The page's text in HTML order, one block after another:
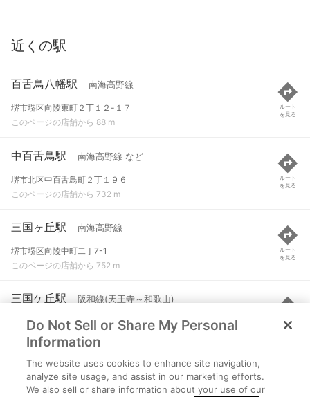
近くの駅
百舌鳥八幡駅 南海高野線
堺市堺区向陵東町２丁１２-１７
このページの店舗から 88 m
ルート
を見る
中百舌鳥駅 南海高野線 など
堺市北区中百舌鳥町２丁１９６
このページの店舗から 732 m
ルート
を見る
三国ヶ丘駅 南海高野線
堺市堺区向陵中町二丁7-1
このページの店舗から 752 m
ルート
を見る
三国ケ丘駅 阪和線(天王寺～和歌山)
堺市堺区向陵中町二丁7-1
このページの店舗から 822 m
ルート
を見る
なかもず駅 大阪メトロ御堂筋線
堺市北区中百舌鳥町２丁２４０-１
Do Not Sell or Share My Personal
Information
The website uses cookies to enhance site navigation,
analyze site usage, and assist in our marketing efforts.
We also sell or share information about your use of our